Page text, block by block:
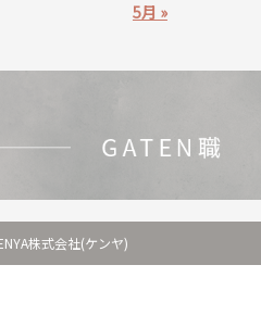
5月 »
株式会社(ケンヤ)